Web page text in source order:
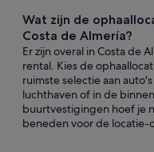
Wat zijn de
Costa de Almería?
Er zijn overal in Costa de
rental. Kies de
ruimste selectie aan
luchthaven of in de
buurtvestigingen hoef je
beneden voor de locatie-